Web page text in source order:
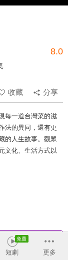
8.0
收藏
分享
每一道台灣菜的滋
法的異同，還有更
的人生故事。觀眾
文化、生活方式以
短劇 更多